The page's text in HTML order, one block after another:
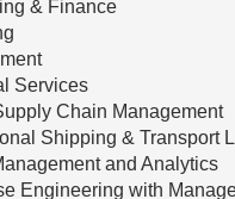
& Finance
Services
Chain Management
Shipping & Transport
and Analytics
Engineering with